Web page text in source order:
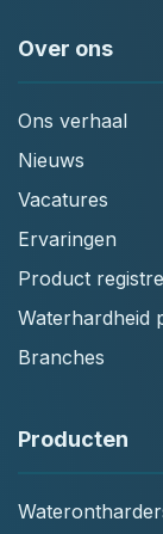
Over ons
Ons verhaal
Nieuws
Vacatures
Ervaringen
Product
Waterhardheid
Branches
Producten